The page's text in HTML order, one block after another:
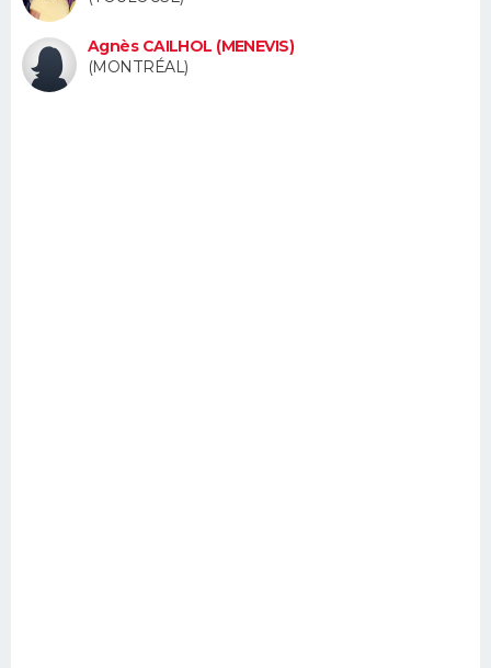
FORUM
Bricolage
Lifestyle
Culture
Sport
Auto
Television
Voyage
Cinema
Agnès CAILHOL (MENEVIS)
(MONTRÉAL)